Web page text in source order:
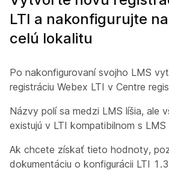
LTI a nakonfigurujte
celú lokalitu
Po nakonfigurovaní svojho LMS
registráciu Webex LTI v Centre
Názvy polí sa medzi LMS líšia, ale
existujú v LTI kompatibilnom s LMS
Ak chcete získať tieto hodnoty,
dokumentáciu o konfigurácii LTI